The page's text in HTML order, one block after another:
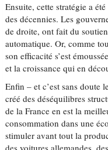
Ensuite, cette stratégie a
des décennies. Les
de droite, ont fait du
automatique. Or, comme
son efficacité s’est
et la croissance qui en
Enfin – et c’est sans
créé des déséquilibres
de la France en est la
consommation dans une
stimuler avant tout la
des voitures allemandes,